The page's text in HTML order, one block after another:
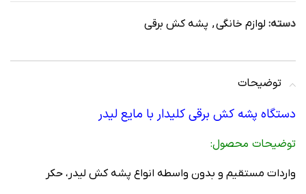
دسته: لوازم خانگی, پشه کش برقی
توضیحات
دستگاه پشه کش برقی کلیدار با مایع لیدر
توضیحات محصول:
واردات مستقیم و بدون واسطه انواع پشه کش لیدر، حکر